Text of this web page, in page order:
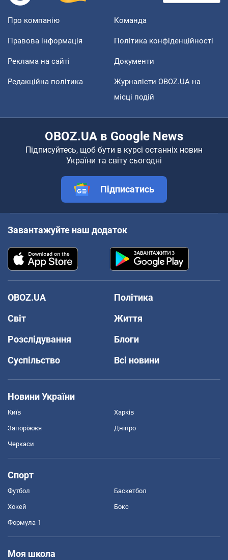
Про компанію Команда
Правова інформація Політика конфіденційності
Реклама на сайті Документи
Редакційна політика
Журналісти OBOZ.UA на
місці подій
OBOZ.UA в Google News
Підписуйтесь, щоб бути в курсі останніх новин
України та світу сьогодні
Підписатись
Завантажуйте наш додаток
OBOZ.UA
Політика
Світ
Життя
Розслідування
Блоги
Суспільство
Всі новини
Новини України
Київ Харків
Запоріжжя Дніпро
Черкаси
Спорт
Футбол Баскетбол
Хокей Бокс
Формула-1
Моя школа